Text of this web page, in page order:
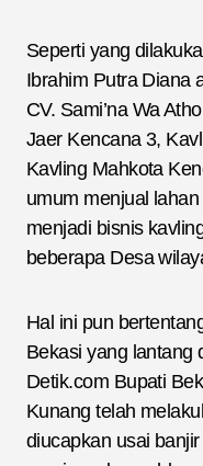
Seperti yang
Ibrahim Putra Diana
CV. Sami’na Wa
Jaer Kencana 3,
Kavling Mahkota
umum menjual
menjadi bisnis
beberapa Desa
Hal ini pun
Bekasi yang lantang
Detik.com Bupati
Kunang telah
diucapkan usai